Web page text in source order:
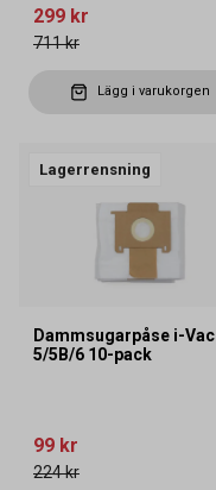
299 kr
711 kr
Lägg i varukorgen
Lagerrensning
Dammsugarpåse i-Vac
5/5B/6 10-pack
99 kr
224 kr